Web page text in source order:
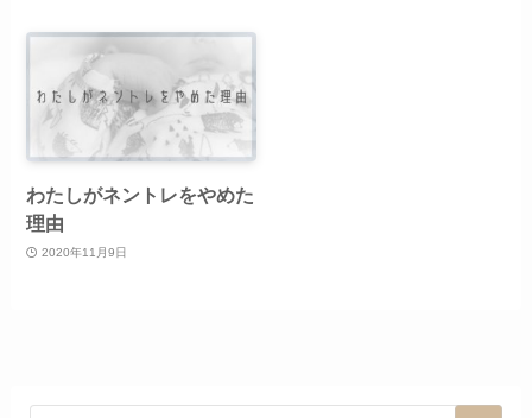
わたしがネントレをやめた
理由
2020年11月9日